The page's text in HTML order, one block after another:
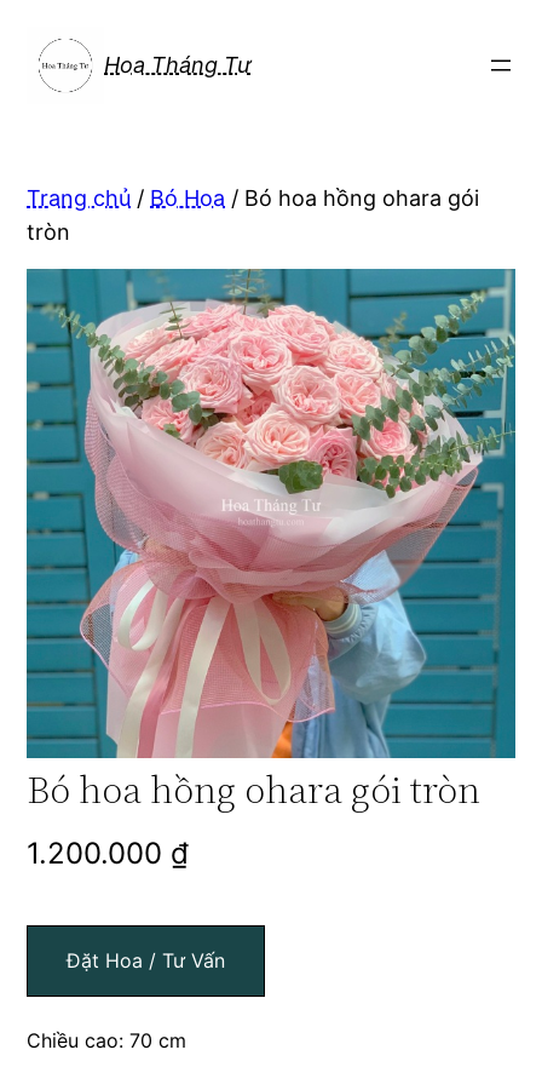
phần
Hoa Tháng Tư
Trang chủ / Bó Hoa / Bó hoa hồng ohara gói
tròn
Bó hoa hồng ohara gói tròn
1.200.000 ₫
Đặt Hoa / Tư Vấn
Chiều cao: 70 cm